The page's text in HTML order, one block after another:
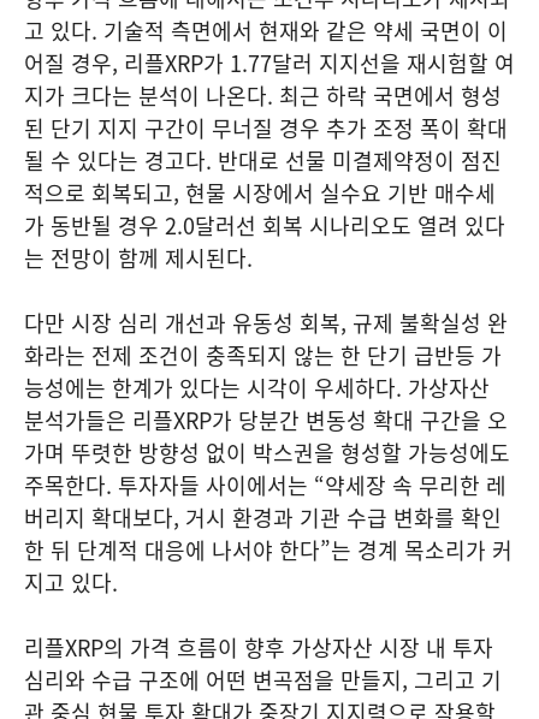
고 있다. 기술적 측면에서 현재와 같은 약세 국면이 이
어질 경우, 리플XRP가 1.77달러 지지선을 재시험할 여
지가 크다는 분석이 나온다. 최근 하락 국면에서 형성
된 단기 지지 구간이 무너질 경우 추가 조정 폭이 확대
될 수 있다는 경고다. 반대로 선물 미결제약정이 점진
적으로 회복되고, 현물 시장에서 실수요 기반 매수세
가 동반될 경우 2.0달러선 회복 시나리오도 열려 있다
는 전망이 함께 제시된다.
다만 시장 심리 개선과 유동성 회복, 규제 불확실성 완
화라는 전제 조건이 충족되지 않는 한 단기 급반등 가
능성에는 한계가 있다는 시각이 우세하다. 가상자산
분석가들은 리플XRP가 당분간 변동성 확대 구간을 오
가며 뚜렷한 방향성 없이 박스권을 형성할 가능성에도
주목한다. 투자자들 사이에서는 “약세장 속 무리한 레
버리지 확대보다, 거시 환경과 기관 수급 변화를 확인
한 뒤 단계적 대응에 나서야 한다”는 경계 목소리가 커
지고 있다.
리플XRP의 가격 흐름이 향후 가상자산 시장 내 투자
심리와 수급 구조에 어떤 변곡점을 만들지, 그리고 기
관 중심 현물 투자 확대가 중장기 지지력으로 작용할